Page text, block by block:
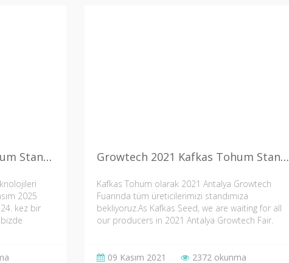
Growtech 2025 Kafkas Tohum Standına Bekliyoruz…
2025
kez bir
Growtech 2021 Kafkas Tohum Standına Bekliyoruz…
Kafkas Tohum olarak 2021 Antalya Growtech
Fuarında tüm üreticilerimizi standımıza
bekliyoruz.As Kafkas Seed, we are waiting for all
our producers in 2021 Antalya Growtech Fair.
09 Kasım 2021 2372 okunma